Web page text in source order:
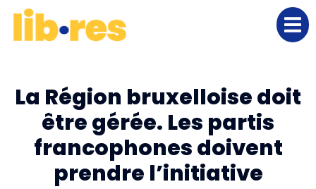
La Région bruxelloise doit
être gérée. Les partis
francophones doivent
prendre l’initiative